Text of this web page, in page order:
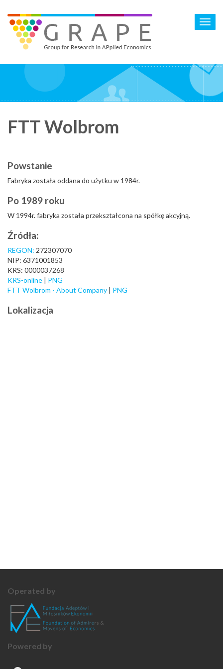
main
content
FTT Wolbrom
Powstanie
Fabryka została oddana do użytku w 1984r.
Po 1989 roku
W 1994r. fabryka została przekształcona na spółkę akcyjną.
Źródła:
REGON: 272307070
NIP: 6371001853
KRS: 0000037268
KRS-online | PNG
FTT Wolbrom - About Company | PNG
Lokalizacja
Operated by
Powered by